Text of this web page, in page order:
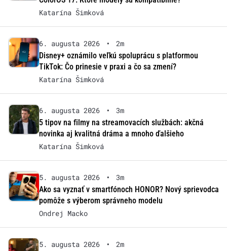
Katarína Šimková
6. augusta 2026 •
2m
Disney+ oznámilo veľkú spoluprácu s platformou
TikTok: Čo prinesie v praxi a čo sa zmení?
Katarína Šimková
6. augusta 2026 •
3m
5 tipov na filmy na streamovacích službách: akčná
novinka aj kvalitná dráma a mnoho ďalšieho
Katarína Šimková
5. augusta 2026 •
3m
Ako sa vyznať v smartfónoch HONOR? Nový sprievodca
pomôže s výberom správneho modelu
Ondrej Macko
5. augusta 2026 •
2m